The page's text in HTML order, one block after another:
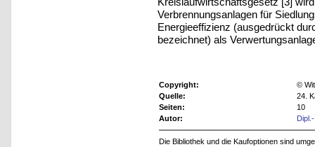
Verbrennungsanlagen für
Energieeffizienz (ausgedrückt
bezeichnet) als
Copyright:
©
Quelle:
24.
Seiten:
10
Autor:
Die Bibliothek und die Kaufoptionen sind